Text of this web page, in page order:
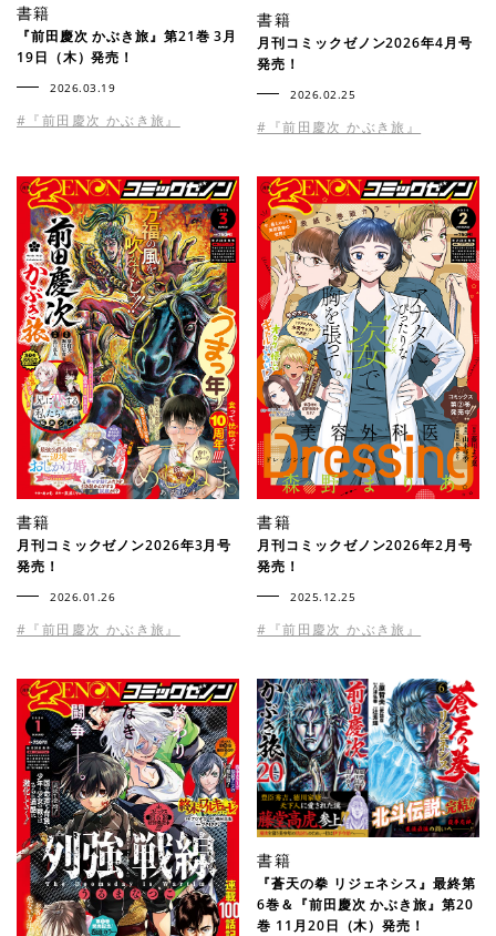
書籍
『前⽥慶次 かぶき旅』第21巻 3月
19日（木）発売！
2026.03.19
#『前田慶次 かぶき旅』
書籍
月刊コミックゼノン2026年4月号
発売！
2026.02.25
#『前田慶次 かぶき旅』
書籍
月刊コミックゼノン2026年3月号
発売！
2026.01.26
#『前田慶次 かぶき旅』
書籍
月刊コミックゼノン2026年2月号
発売！
2025.12.25
#『前田慶次 かぶき旅』
書籍
『蒼天の拳 リジェネシス』最終第
6巻＆『前⽥慶次 かぶき旅』第20
巻 11月20日（木）発売！